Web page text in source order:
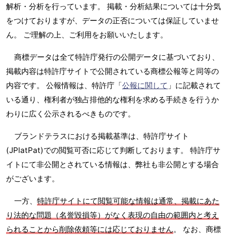
解析・分析を行っています。 掲載・分析結果については十分気
をつけておりますが、データの正否については保証していませ
ん。 ご理解の上、ご利用をお願いいたします。
商標データは全て特許庁発行の公開データに基づいており、
掲載内容は特許庁サイトで公開されている商標公報等と同等の
内容です。 公報情報は、特許庁「公報に関して 」に記載されて
いる通り、権利者が独占排他的な権利を求める手続きを行うか
わりに広く公示されるべきものです。
ブランドテラスにおける掲載基準は、特許庁サイト
(JPlatPat)での閲覧可否に応じて判断しております。 特許庁サ
イトにて非公開とされている情報は、弊社も非公開とする場合
がございます。
一方、 特許庁サイトにて閲覧可能な情報は通常、掲載にあた
り法的な問題（名誉毀損等）がなく表現の自由の範囲内と考え
られることから削除依頼等には応じておりません。 なお、商標